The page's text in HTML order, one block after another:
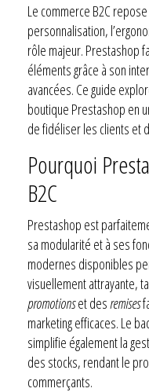
Le commerce B2C
personnalisation,
rôle majeur. Prestashop
éléments grâce à son
avancées. Ce guide
boutique Prestashop en
de fidéliser les clients et
Pourquoi
B2C
Prestashop est
sa modularité et à ses
modernes disponibles
visuellement attrayante,
promotionset des remises
marketing efficaces. Le
simplifie également la
des stocks, rendant le
commerçants.